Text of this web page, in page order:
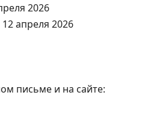
2026
апреля 2026
письме и на сайте: